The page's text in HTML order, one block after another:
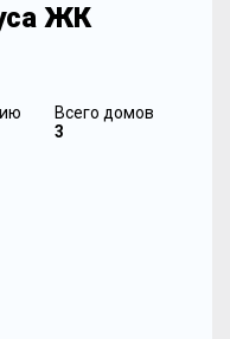
ЖК
Всего домов
3